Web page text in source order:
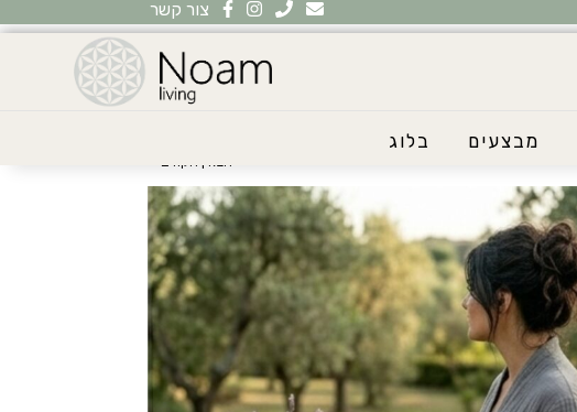
צור קשר
מבצעים בלוג
הקודם ›‹ הבא |